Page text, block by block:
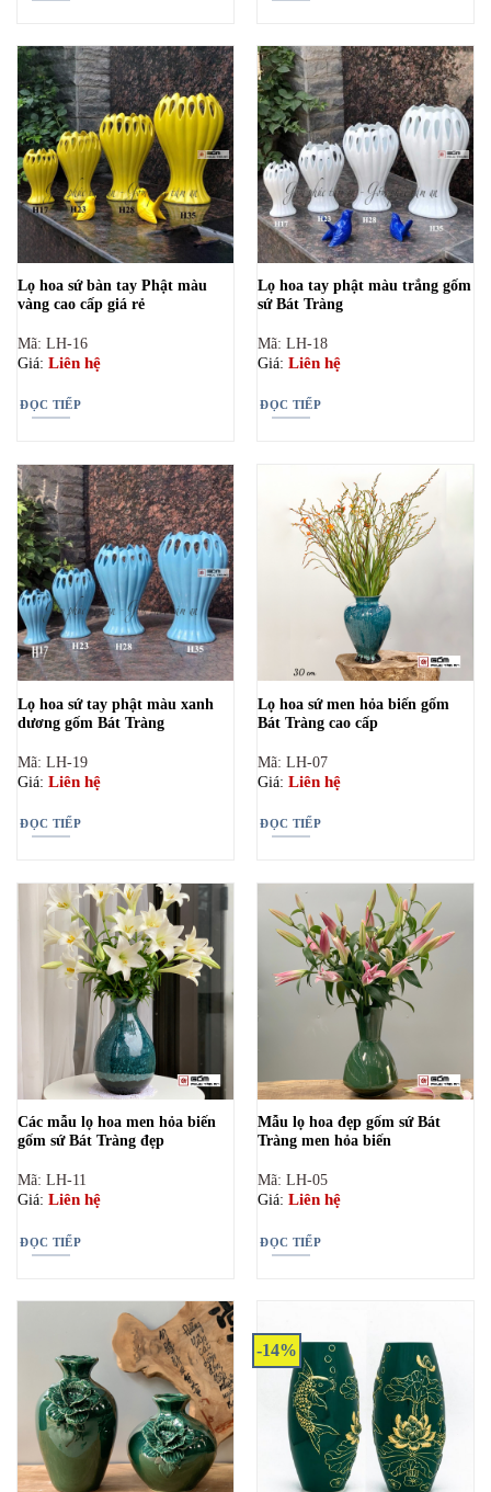
Lọ hoa sứ bàn tay Phật màu
vàng cao cấp giá rẻ
Mã: LH-16
Giá: Liên hệ
ĐỌC TIẾP
Lọ hoa tay phật màu trắng gốm
sứ Bát Tràng
Mã: LH-18
Giá: Liên hệ
ĐỌC TIẾP
Lọ hoa sứ tay phật màu xanh
dương gốm Bát Tràng
Mã: LH-19
Giá: Liên hệ
ĐỌC TIẾP
Lọ hoa sứ men hỏa biến gốm
Bát Tràng cao cấp
Mã: LH-07
Giá: Liên hệ
ĐỌC TIẾP
Các mẫu lọ hoa men hỏa biến
gốm sứ Bát Tràng đẹp
Mã: LH-11
Giá: Liên hệ
ĐỌC TIẾP
Mẫu lọ hoa đẹp gốm sứ Bát
Tràng men hỏa biến
Mã: LH-05
Giá: Liên hệ
ĐỌC TIẾP
-14%